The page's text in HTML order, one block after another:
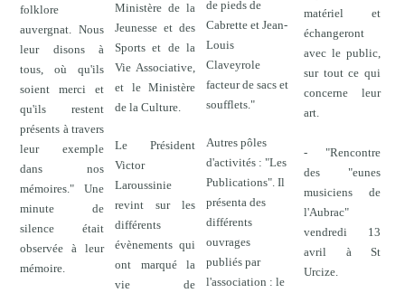
folklore
auvergnat. Nous
leur disons à
tous, où qu'ils
soient merci et
qu'ils restent
présents à travers
leur exemple
dans nos
mémoires." Une
minute de
silence était
observée à leur
mémoire.
Ministère de la
Jeunesse et des
Sports et de la
Vie Associative,
et le Ministère
de la Culture.
Le Président
Victor
Laroussinie
revint sur les
différents
évènements qui
ont marqué la
vie de
de pieds de
Cabrette et Jean-
Louis
Claveyrole
facteur de sacs et
soufflets."
Autres pôles
d'activités : "Les
Publications". Il
présenta des
différents
ouvrages
publiés par
l'association : le
matériel et
échangeront
avec le public,
sur tout ce qui
concerne leur
art.
- "Rencontre
des "eunes
musiciens de
l'Aubrac"
vendredi 13
avril à St
Urcize.